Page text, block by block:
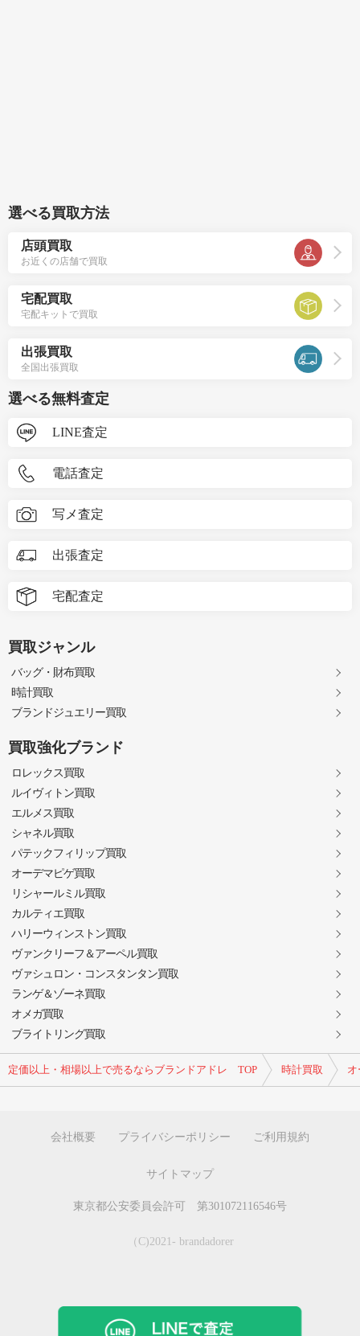
定価以上・相場以上で売るならブランドアドレ TOP 時計買取
選べる買取方法
店頭買取
お近くの店舗で買取
宅配買取
宅配キットで買取
出張買取
全国出張買取
選べる無料査定
LINE査定
電話査定
写メ査定
出張査定
宅配査定
買取ジャンル
バッグ・財布買取
時計買取
ブランドジュエリー買取
買取強化ブランド
ロレックス買取
ルイヴィトン買取
エルメス買取
シャネル買取
パテックフィリップ買取
オーデマピゲ買取
リシャールミル買取
カルティエ買取
ハリーウィンストン買取
ヴァンクリーフ＆アーペル買取
ヴァシュロン・コンスタンタン買取
ランゲ＆ゾーネ買取
オメガ買取
ブライトリング買取
会社概要 プライバシーポリシー ご利用規約
サイトマップ
東京都公安委員会許可 第301072116546号
（C)2021- brandadorer